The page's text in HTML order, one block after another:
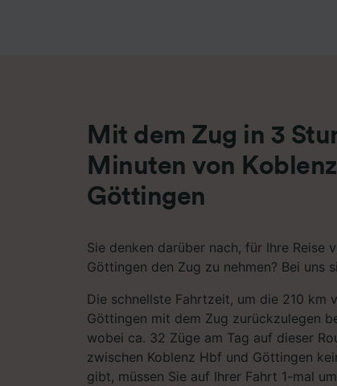
Mit dem Zug in 3
Minuten von
Göttingen
Sie denken darüber nach, für Ihre Reise
Göttingen den Zug zu nehmen? Bei uns
Die schnellste Fahrtzeit, um die 210 km
Göttingen mit dem Zug zurückzulegen
wobei ca. 32 Züge am Tag auf dieser
zwischen Koblenz Hbf und Göttingen
gibt, müssen Sie auf Ihrer Fahrt 1-mal